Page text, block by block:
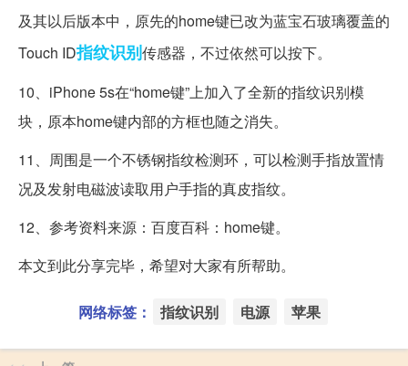
及其以后版本中，原先的home键已改为蓝宝石玻璃覆盖的
Touch ID指纹识别传感器，不过依然可以按下。
10、iPhone 5s在“home键”上加入了全新的指纹识别模
块，原本home键内部的方框也随之消失。
11、周围是一个不锈钢指纹检测环，可以检测手指放置情
况及发射电磁波读取用户手指的真皮指纹。
12、参考资料来源：百度百科：home键。
本文到此分享完毕，希望对大家有所帮助。
网络标签： 指纹识别 电源 苹果